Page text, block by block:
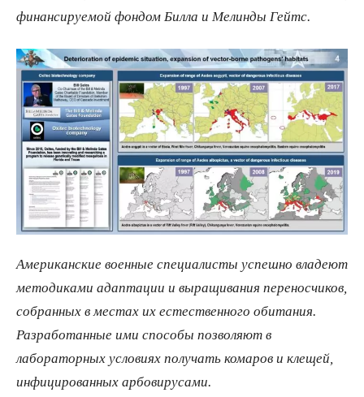
финансируемой фондом Билла и Мелинды Гейтс.
Американские военные специалисты успешно владеют
методиками адаптации и выращивания переносчиков,
собранных в местах их естественного обитания.
Разработанные ими способы позволяют в
лабораторных условиях получать комаров и клещей,
инфицированных арбовирусами.